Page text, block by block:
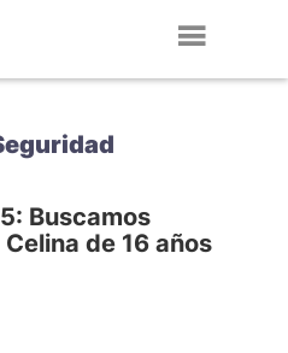
Buscamos
de 16 años